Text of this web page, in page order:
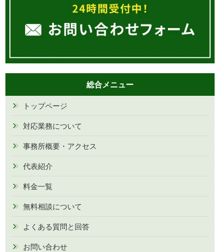
総合メニュー
トップページ
対応業務について
事務所概要・アクセス
代表紹介
料金一覧
無料相談について
よくある質問と回答
お問い合わせ